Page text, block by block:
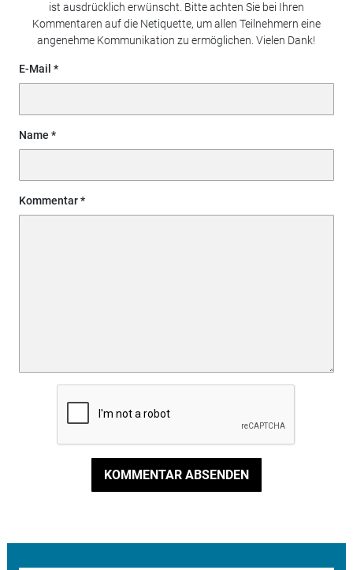
ist ausdrücklich erwünscht. Bitte achten Sie bei Ihren
Kommentaren auf die Netiquette, um allen Teilnehmern eine
angenehme Kommunikation zu ermöglichen. Vielen Dank!
E-Mail
Name
Kommentar
KOMMENTAR ABSENDEN